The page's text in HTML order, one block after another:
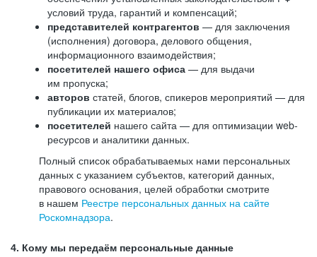
условий труда, гарантий и компенсаций;
представителей контрагентов — для заключения
(исполнения) договора, делового общения,
информационного взаимодействия;
посетителей нашего офиса — для выдачи
им пропуска;
авторов статей, блогов, спикеров мероприятий — для
публикации их материалов;
посетителей нашего сайта — для оптимизации web-
ресурсов и аналитики данных.
Полный список обрабатываемых нами персональных
данных с указанием субъектов, категорий данных,
правового основания, целей обработки смотрите
в нашем Реестре персональных данных на сайте
Роскомнадзора.
4. Кому мы передаём персональные данные